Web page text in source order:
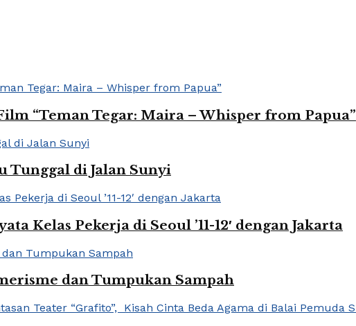
“Teman Tegar: Maira – Whisper from Papua”
Tunggal di Jalan Sunyi
Kelas Pekerja di Seoul ’11-12′ dengan Jakarta
dan Tumpukan Sampah